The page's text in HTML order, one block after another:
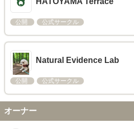
公開 公式サークル
Natural Evidence Lab
公開 公式サークル
オーナー